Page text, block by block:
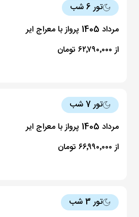
تور 6 شب
مرداد 1405 پرواز با معراج ایر
از ۶۲٬۷۹۰٬۰۰۰ تومان
تور 7 شب
مرداد 1405 پرواز با معراج ایر
از ۶۶٬۹۹۰٬۰۰۰ تومان
تور 3 شب